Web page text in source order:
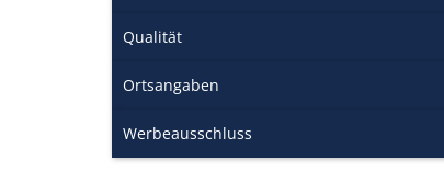
Qualität
Ortsangaben
Werbeausschluss